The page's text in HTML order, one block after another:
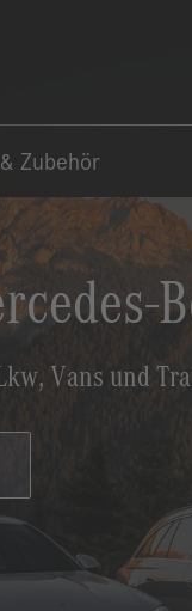
Zubehör
Sie ein